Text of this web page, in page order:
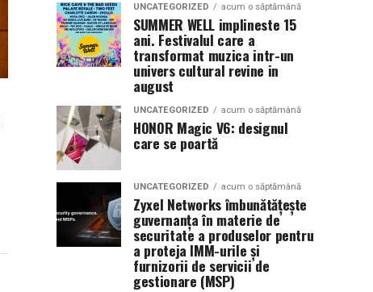
UNCATEGORIZED acum o săptămână
SUMMER WELL implineste 15
ani. Festivalul care a
transformat muzica intr-un
univers cultural revine in
august
UNCATEGORIZED acum o săptămână
HONOR Magic V6: designul
care se poartă
UNCATEGORIZED acum o săptămână
Zyxel Networks îmbunătățește
guvernanța în materie de
securitate a produselor pentru
a proteja IMM-urile și
furnizorii de servicii de
gestionare (MSP)